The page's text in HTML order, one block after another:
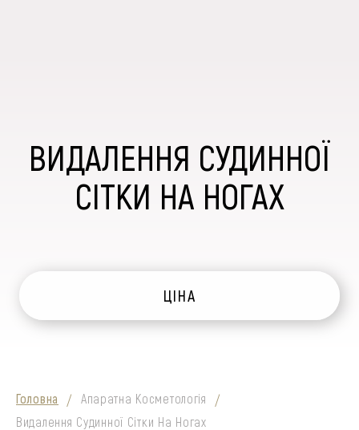
ВИДАЛЕННЯ СУДИННОЇ
СІТКИ НА НОГАХ
ЦІНА
Головна / Апаратна Косметологія
/
Видалення Судинної Сітки На Ногах